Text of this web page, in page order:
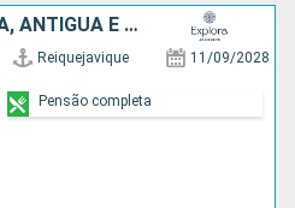
ISLÂNDIA, GROENLANDIA, ANTÍGUA E BARBUDA, MARTINICA, CANADÁ, ESTADOS UNIDOS
Reiquejavique 11/09/2028
Pensão completa